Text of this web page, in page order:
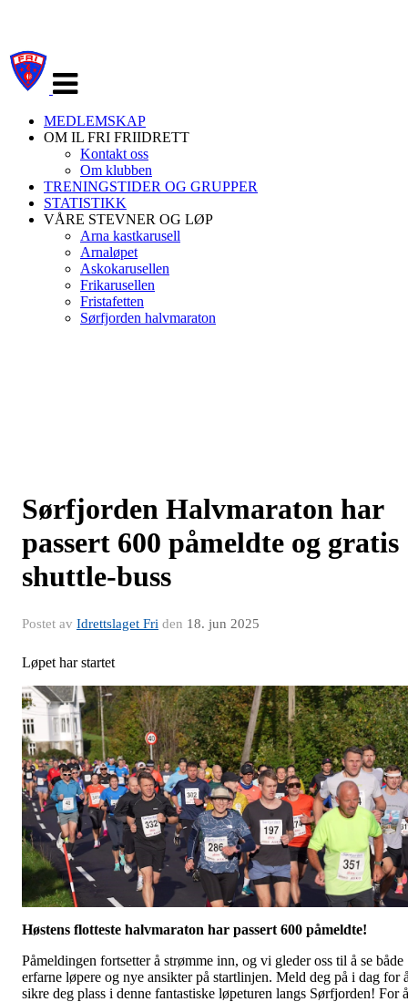
navigasjon
MEDLEMSKAP
OM IL FRI FRIIDRETT
Kontakt oss
Om klubben
TRENINGSTIDER OG GRUPPER
STATISTIKK
VÅRE STEVNER OG LØP
Arna kastkarusell
Arnaløpet
Askokarusellen
Frikarusellen
Fristafetten
Sørfjorden halvmaraton
Sørfjorden Halvmaraton har
passert 600 påmeldte og gratis
shuttle-buss
Postet av Idrettslaget Fri den 18. jun 2025
Løpet har startet
Høstens flotteste halvmaraton har passert 600 påmeldte!
Påmeldingen fortsetter å strømme inn, og vi gleder oss til å se både
erfarne løpere og nye ansikter på startlinjen. Meld deg på i dag for
sikre deg plass i denne fantastiske løpeturen langs Sørfjorden! For å